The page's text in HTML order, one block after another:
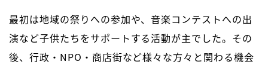
最初は地域の祭りへの参加や、音楽コンテストへの出
演など子供たちをサポートする活動が主でした。その
後、行政・NPO・商店街など様々な方々と関わる機会